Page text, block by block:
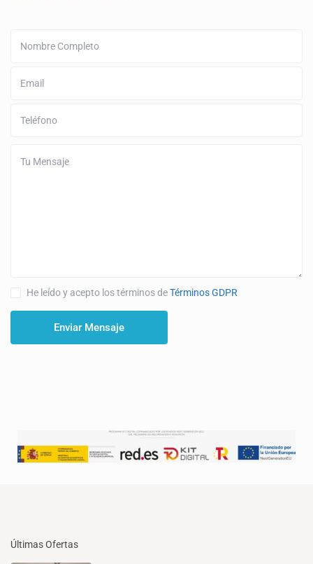
He leído y acepto los términos deTérminos GDPR
Últimas Ofertas